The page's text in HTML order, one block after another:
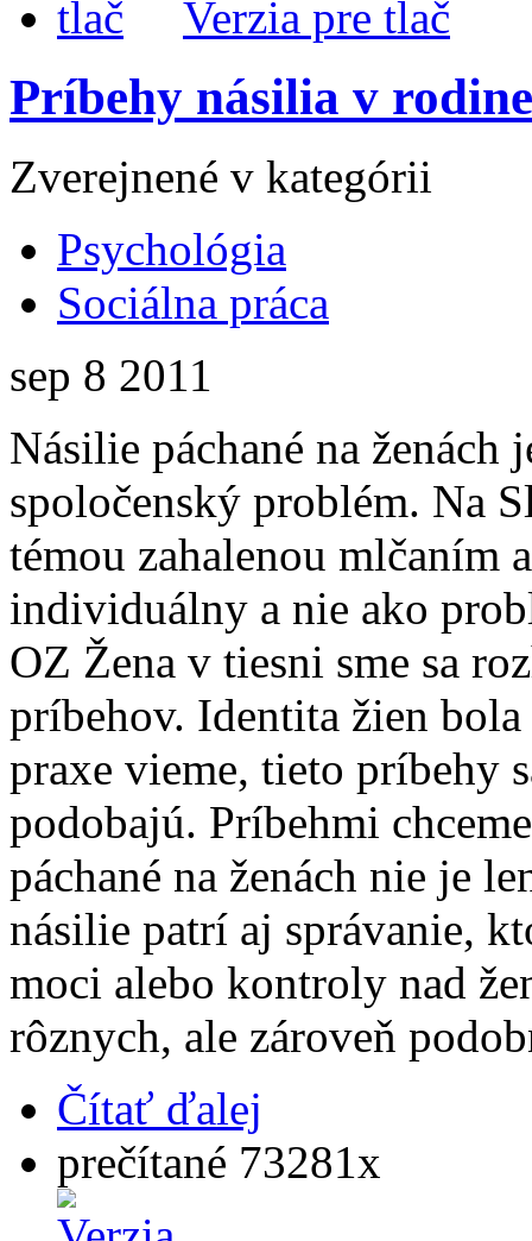
Verzia pre tlač
Príbehy násilia v rodine
Zverejnené v kategórii
Psychológia
Sociálna práca
sep 8 2011
Násilie páchané na ženách
spoločenský problém. Na
témou zahalenou mlčaním
individuálny a nie ako
OZ Žena v tiesni sme sa
príbehov. Identita žien
praxe vieme, tieto príbehy
podobajú. Príbehmi
páchané na ženách nie je
násilie patrí aj správanie,
moci alebo kontroly nad
rôznych, ale zároveň
Čítať ďalej
prečítané 73281x